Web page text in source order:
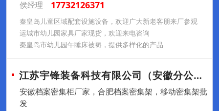
侯经理
17732126371
秦皇岛儿童区域配套设施设备，欢迎广大新老客朋来厂参观
运城市幼儿园家具厂家现货，欢迎来电咨询
秦皇岛市幼儿园午睡床被褥，提供多样化的产品
江苏宇锋装备科技有限公司（安徽分公司）
安徽档案密集柜厂家，合肥档案密集架，移动密集架批
发